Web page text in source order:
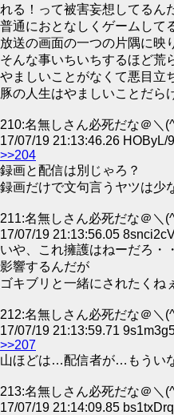
れる！って被害妄想してるん
普通におとなしくゲームして
放送の画面の一つの片隅に映
そんな事いちいちするほど荒
やましいことがなくて悪目立
豚の人生はやましいことだら
210:名無しさん必死だな＠＼
17/07/19 21:13:46.26 HOByL/
>>204
録画と配信は別じゃろ？
録画だけで文句言うヤツは少
211:名無しさん必死だな＠＼
17/07/19 21:13:56.05
いや、これ擁護はねーだろ・
影響するんだが
ゴキブリと一緒にされたくね
212:名無しさん必死だな＠＼
17/07/19 21:13:59.71
>>207
山ほどは…配信者が…もうい
213:名無しさん必死だな＠＼
17/07/19 21:14:09.85